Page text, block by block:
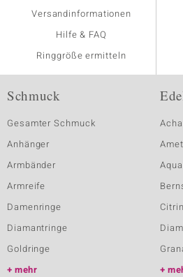
Versandinformationen
Hilfe & FAQ
Ringgröße ermitteln
Schmuck
Gesamter Schmuck
Anhänger
Armbänder
Armreife
Damenringe
Diamantringe
Goldringe
mehr